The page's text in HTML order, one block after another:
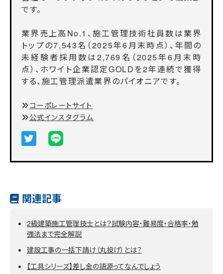
です。
業界売上高No.1、施工管理技術社員数は業界
トップの7,543名（2025年6月末時点）、年間の
未経験者採用数は2,769名（2025年6月末時
点）、ホワイト企業認定GOLDを2年連続で獲得
する、施工管理派遣業界のパイオニアです。
コーポレートサイト
公式インスタグラム
関連記事
2級建築施工管理技士とは？試験内容・難易度・合格率・勉
強法まで完全解説
建設工事の一括下請け（丸投げ）とは？
【工具シリーズ】差し金の語源ってなんでしょう